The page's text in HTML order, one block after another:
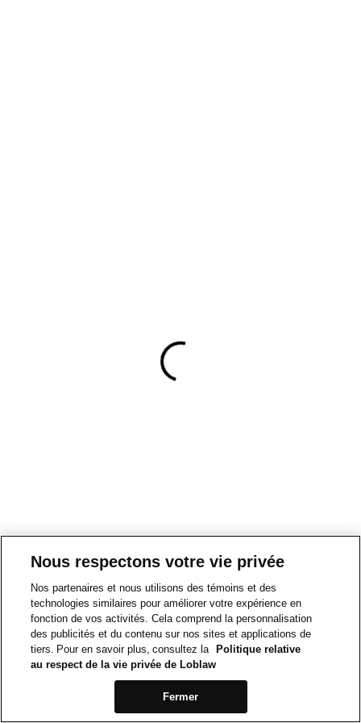
Nous respectons votre vie privée
Nos partenaires et nous utilisons des témoins et des
technologies similaires pour améliorer votre expérience en
fonction de vos activités. Cela comprend la personnalisation
des publicités et du contenu sur nos sites et applications de
tiers. Pour en savoir plus, consultez la
Politique relative
au respect de la vie privée de Loblaw
Fermer